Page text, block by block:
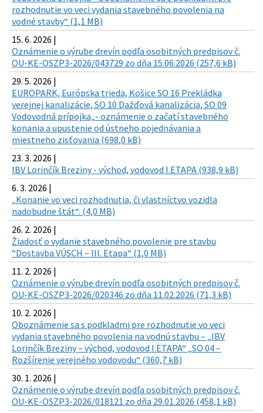
rozhodnutie vo veci vydania stavebného povolenia na
vodné stavby“ (1,1 MB)
15. 6. 2026 |
Oznámenie o výrube drevín podľa osobitných predpisov č.
OU-KE-OSZP3-2026/043729 zo dňa 15.06.2026 (257,6 kB)
29. 5. 2026 |
EUROPARK, Európska trieda, Košice SO 16 Prekládka
verejnej kanalizácie, SO 10 Dažďová kanalizácia, SO 09
Vodovodná prípojka„- oznámenie o začatí stavebného
konania a upustenie od ústneho pojednávania a
miestneho zisťovania (698,0 kB)
23. 3. 2026 |
IBV Lorinčík Breziny - východ, vodovod I.ETAPA (938,9 kB)
6. 3. 2026 |
„Konanie vo veci rozhodnutia, či vlastníctvo vozidla
nadobudne štát“. (4,0 MB)
26. 2. 2026 |
Žiadosť o vydanie stavebného povolenie pre stavbu
“Dostavba VÚSCH – III. Etapa“ (1,0 MB)
11. 2. 2026 |
Oznámenie o výrube drevín podľa osobitných predpisov č.
OU-KE-OSZP3-2026/020346 zo dňa 11.02.2026 (71,3 kB)
10. 2. 2026 |
Oboznámenie sa s podkladmi pre rozhodnutie vo veci
vydania stavebného povolenia na vodnú stavbu – „IBV
Lorinčík Breziny – východ, vodovod I.ETAPA“ „SO 04 –
Rozšírenie verejného vodovodu“ (360,7 kB)
30. 1. 2026 |
Oznámenie o výrube drevín podľa osobitných predpisov č.
OU-KE-OSZP3-2026/018121 zo dňa 29.01.2026 (458,1 kB)